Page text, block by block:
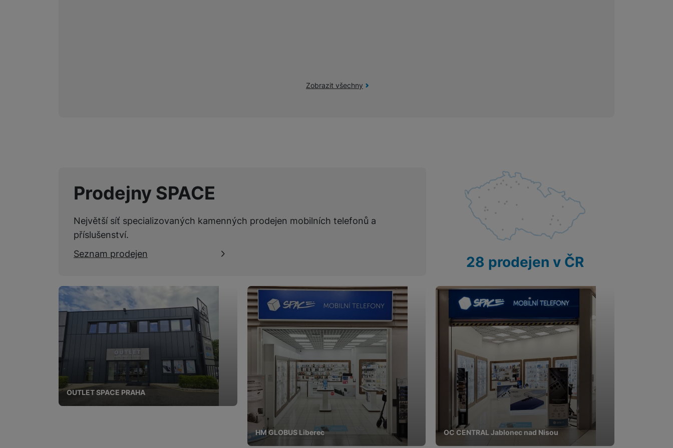
Zobrazit všechny
Prodejny SPACE
Největší síť specializovaných kamenných prodejen mobilních telefonů a
příslušenství.
Seznam prodejen
28 prodejen v ČR
OUTLET SPACE PRAHA
HM GLOBUS Liberec OC CENTRAL Jablonec nad Nisou